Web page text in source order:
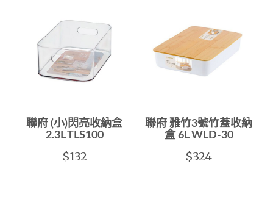
聯府 (小)閃亮收納盒
2.3L TLS100
$132
聯府 雅竹3號竹蓋收納
盒 6L WLD-30
$324